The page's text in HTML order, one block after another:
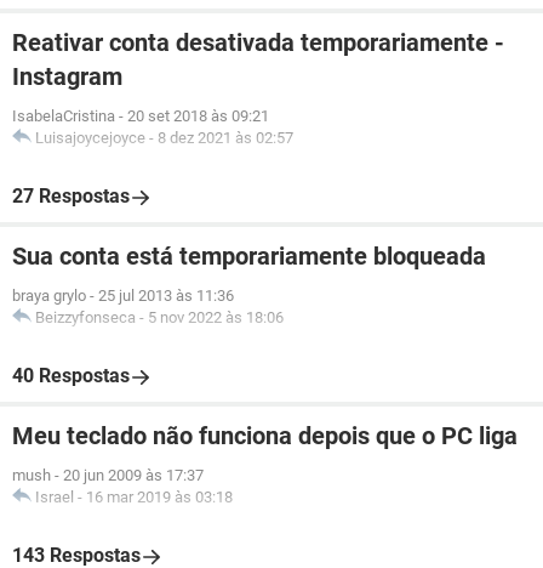
Reativar conta desativada temporariamente -
Instagram
IsabelaCristina - 20 set 2018 às 09:21
Luisajoycejoyce - 8 dez 2021 às 02:57
27 Respostas
Sua conta está temporariamente bloqueada
braya grylo - 25 jul 2013 às 11:36
Beizzyfonseca - 5 nov 2022 às 18:06
40 Respostas
Meu teclado não funciona depois que o PC liga
mush - 20 jun 2009 às 17:37
Israel - 16 mar 2019 às 03:18
143 Respostas